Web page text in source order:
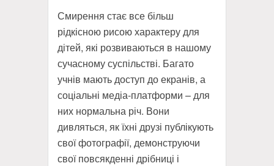
Смирення стає все більш
рідкісною рисою характеру для
дітей, які розвиваються в нашому
сучасному суспільстві. Багато
учнів мають доступ до екранів, а
соціальні медіа-платформи – для
них нормальна річ. Вони
дивляться, як їхні друзі публікують
свої фотографії, демонструючи
свої повсякденні дрібниці і